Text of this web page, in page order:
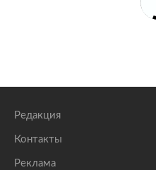
Редакция
Контакты
Реклама